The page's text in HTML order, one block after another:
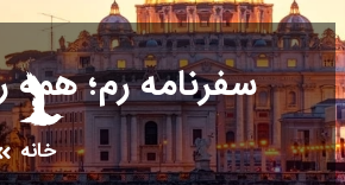
سفرنامه رم؛
خانه